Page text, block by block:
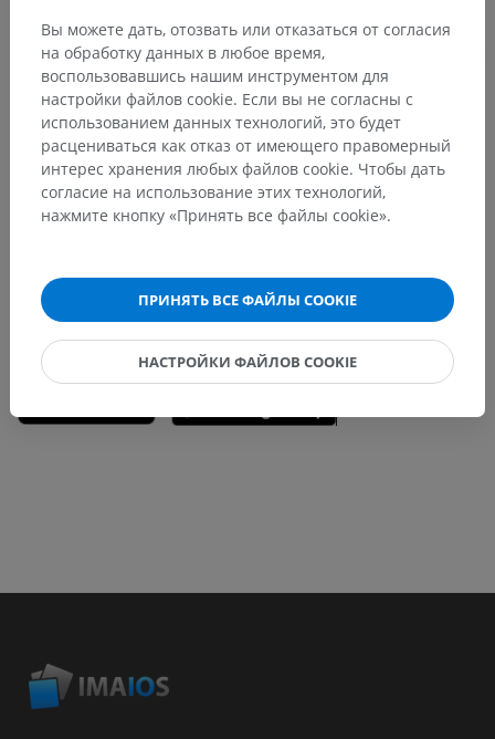
Переводы
Заметили ошибку?
Не стесняйтесь предложить поправку, свою версию
перевода или решение по улучшению контента.
СКАЧАТЬ ПРИЛОЖЕНИЕ
Вы можете дать, отозвать или отказаться от согласия
на обработку данных в любое время,
воспользовавшись нашим инструментом для
настройки файлов cookie. Если вы не согласны с
использованием данных технологий, это будет
расцениваться как отказ от имеющего правомерный
интерес хранения любых файлов cookie. Чтобы дать
согласие на использование этих технологий,
нажмите кнопку «Принять все файлы cookie».
ПРИНЯТЬ ВСЕ ФАЙЛЫ COOKIE
НАСТРОЙКИ ФАЙЛОВ COOKIE